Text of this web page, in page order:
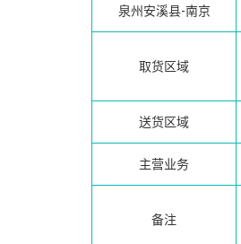
泉州安溪县-南京
取货区域
送货区域
主营业务
备注